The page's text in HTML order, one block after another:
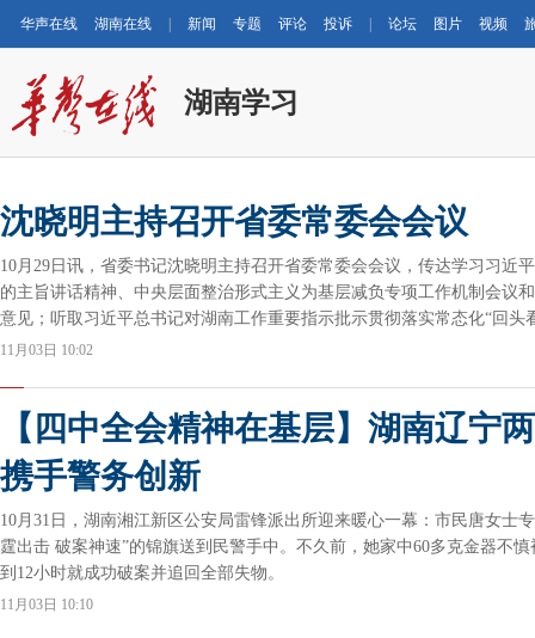
华声在线 湖南在线 新闻 专题 评论 投诉 论坛 图片 视频
湖南学习
沈晓明主持召开省委常委会会议
10月29日讯，省委书记沈晓明主持召开省委常委会会议，传达学习习近
的主旨讲话精神、中央层面整治形式主义为基层减负专项工作机制会议
意见；听取习近平总书记对湖南工作重要指示批示贯彻落实常态化“回头
11月03日 10:02
【四中全会精神在基层】湖南辽宁
携手警务创新
10月31日，湖南湘江新区公安局雷锋派出所迎来暖心一幕：市民唐女士
霆出击 破案神速”的锦旗送到民警手中。不久前，她家中60多克金器不
到12小时就成功破案并追回全部失物。
11月03日 10:10